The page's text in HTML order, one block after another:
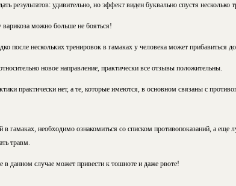
результатов: удивительно, но эффект виден буквально спустя несколько
можно больше не бояться!
после нескольких тренировок в гамаках у человека может прибавиться
новое направление, практически все отзывы положительны.
практически нет, а те, которые имеются, в основном связаны с
в гамаках, необходимо ознакомиться со списком противопоказаний, а еще
травм.
данном случае может привести к тошноте и даже рвоте!